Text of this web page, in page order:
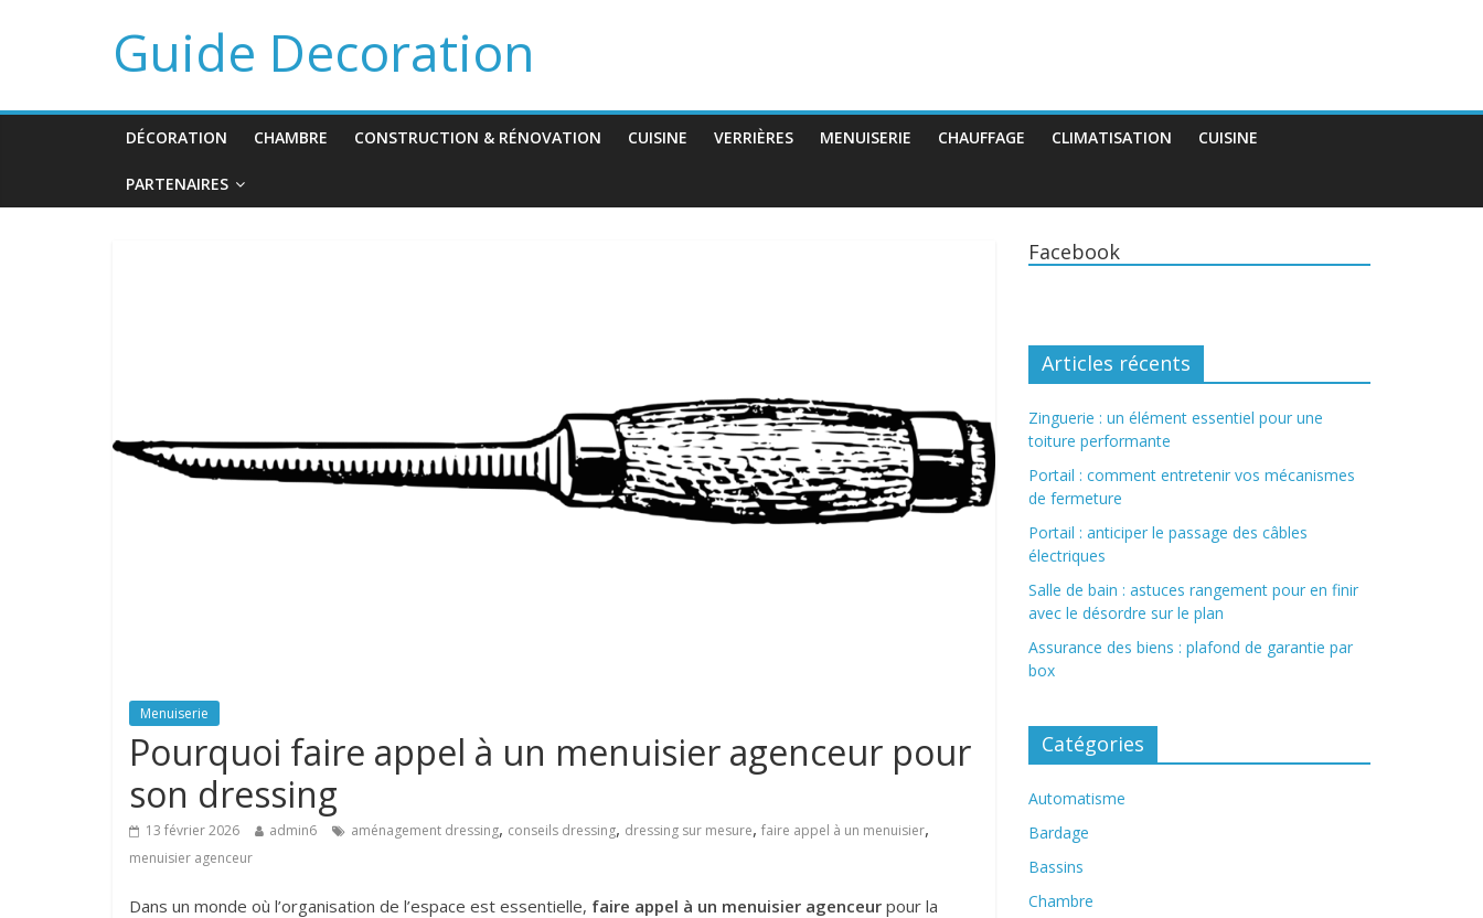
Guide Decoration
DÉCORATION CHAMBRE CONSTRUCTION & RÉNOVATION CUISINE VERRIÈRES MENUISERIE CHAUFFAGE CLIMATISATION CUISINE
PARTENAIRES
Menuiserie
Pourquoi faire appel à un menuisier agenceur pour
son dressing
13 février 2026 admin6 aménagement dressing, conseils dressing, dressing sur mesure, faire appel à un menuisier,
menuisier agenceur
Dans un monde où l’organisation de l’espace est essentielle, faire appel à un menuisier agenceur pour la
Facebook
Articles récents
Zinguerie : un élément essentiel pour une
toiture performante
Portail : comment entretenir vos mécanismes
de fermeture
Portail : anticiper le passage des câbles
électriques
Salle de bain : astuces rangement pour en finir
avec le désordre sur le plan
Assurance des biens : plafond de garantie par
box
Catégories
Automatisme
Bardage
Bassins
Chambre